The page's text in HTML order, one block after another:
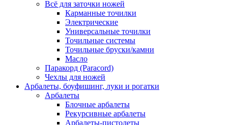
Всё для заточки ножей
Карманные точилки
Электрические
Универсальные точилки
Точильные системы
Точильные бруски/камни
Масло
Паракорд (Paracord)
Чехлы для ножей
Арбалеты, боуфишинг, луки и рогатки
Арбалеты
Блочные арбалеты
Рекурсивные арбалеты
Арбалеты-пистолеты